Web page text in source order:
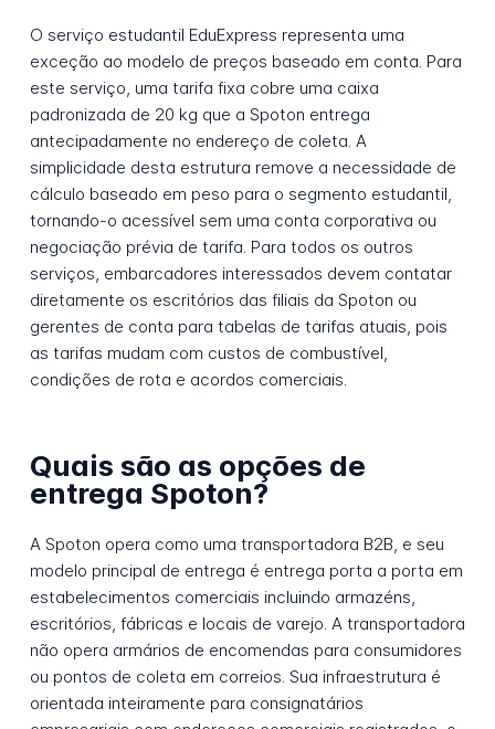
O serviço estudantil EduExpress representa uma
exceção ao modelo de preços baseado em conta. Para
este serviço, uma tarifa fixa cobre uma caixa
padronizada de 20 kg que a Spoton entrega
antecipadamente no endereço de coleta. A
simplicidade desta estrutura remove a necessidade de
cálculo baseado em peso para o segmento estudantil,
tornando-o acessível sem uma conta corporativa ou
negociação prévia de tarifa. Para todos os outros
serviços, embarcadores interessados devem contatar
diretamente os escritórios das filiais da Spoton ou
gerentes de conta para tabelas de tarifas atuais, pois
as tarifas mudam com custos de combustível,
condições de rota e acordos comerciais.
Quais são as opções de
entrega Spoton?
A Spoton opera como uma transportadora B2B, e seu
modelo principal de entrega é entrega porta a porta em
estabelecimentos comerciais incluindo armazéns,
escritórios, fábricas e locais de varejo. A transportadora
não opera armários de encomendas para consumidores
ou pontos de coleta em correios. Sua infraestrutura é
orientada inteiramente para consignatários